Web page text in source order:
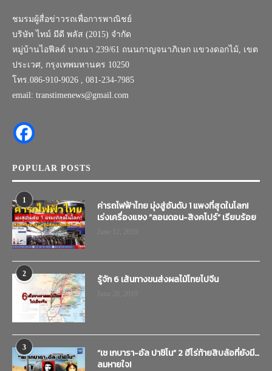
ชมรมผู้สื่อข่าวรถเพื่อการพาณิชย์
บริษัท ไทม์ มีดี พลัส (2015) จำกัด
หมู่บ้านไอฟีลด์ บางนา 239/61 ถนนกาญจนาภิเษก แขวงดอกไม้, เขต
ประเวศ, กรุงเทพมหานคร 10250
โทร.086-910-9026 , 081-234-7985
email: transtimenews@gmail.com
POPULAR POSTS
1
ค่ารถไฟฟ้าไทย มุ่งสู่อันดับ 1 แพงที่สุดในโลก!
เร่งเครื่องแซง “ลอนดอน-สิงคโปร์” เรียบร้อย
2 รู้จัก 6 เส้นทางขนส่งผลไม้ไทยไปจีน
3
“เช เกบารา-อัล ปาชิโน” 2 ฮีโร่ท้ายสิบล้อที่ยังมี…
ลมหายใจ!